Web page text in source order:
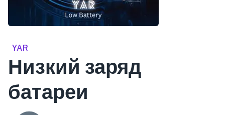
YAR
Низкий заряд
батареи